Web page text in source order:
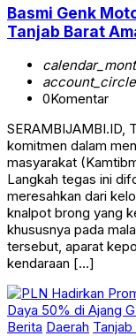
Basmi Genk
Tanjab Barat
account_circle
0Komentar
SERAMBIJAMBI.ID,
komitmen dalam
masyarakat
Langkah tegas ini
meresahkan dari
knalpot brong yang
khususnya pada
tersebut, aparat
kendaraan […]
Berita Daerah